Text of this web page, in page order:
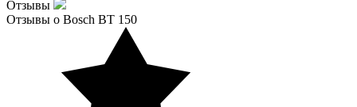
Отзывы
Отзывы о Bosch BT 150